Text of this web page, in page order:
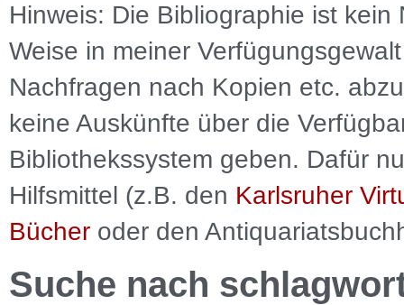
Hinweis: Die Bibliographie ist kein
Weise in meiner
Nachfragen nach Kopien etc.
keine Auskünfte über die
Bibliothekssystem geben. Dafür
Hilfsmittel (z.B. den Karlsruher
Bücher oder den
Suche nach